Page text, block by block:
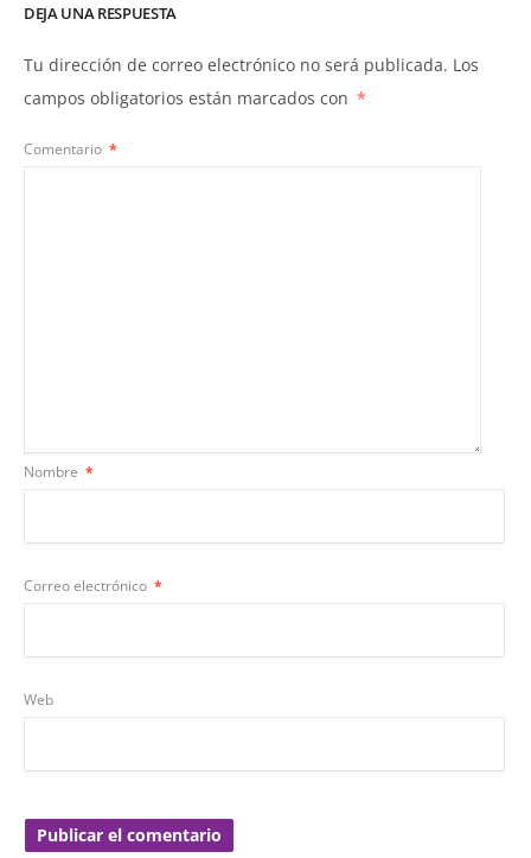
DEJA UNA RESPUESTA
Tu dirección de correo electrónico no será publicada. Los
campos obligatorios están marcados con *
Comentario *
Nombre *
Correo electrónico *
Web